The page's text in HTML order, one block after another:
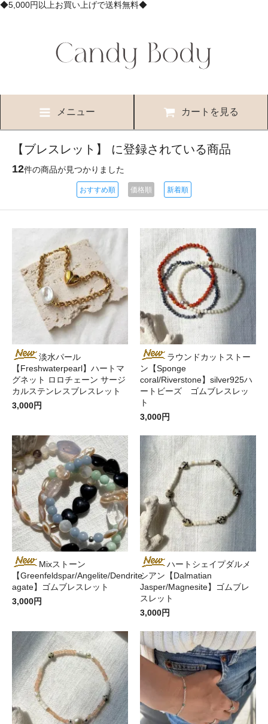
◆5,000円以上お買い上げで送料無料◆
メニュー カートを見る
【ブレスレット】 に登録されている商品
12件の商品が見つかりました
おすすめ順 価格順 新着順
淡水パール
【Freshwaterpearl】ハートマ
グネット ロロチェーン サージ
カルステンレスブレスレット
3,000円
ラウンドカットストー
ン【Sponge
coral/Riverstone】silver925ハ
ートビーズ ゴムブレスレッ
ト
3,000円
Mixストーン
【Greenfeldspar/Angelite/Dendrite
agate】ゴムブレスレット
3,000円
ハートシェイプダルメ
シアン【Dalmatian
Jasper/Magnesite】ゴムブレ
スレット
3,000円